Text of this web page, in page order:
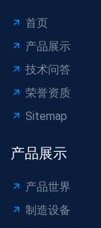
首页
产品展示
技术问答
荣誉资质
Sitemap
产品展示
产品世界
制造设备